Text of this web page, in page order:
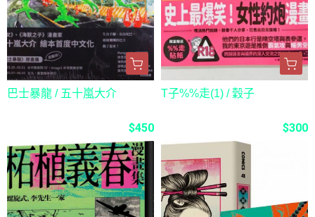
巴士暴龍 / 五十嵐大介
$450
T子%%走(1) / 穀子
$300